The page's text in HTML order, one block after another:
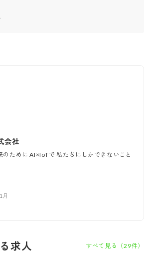
会社
ために AI×IoTで 私たちにしかできないこと
月
求人 すべて見る（29件）